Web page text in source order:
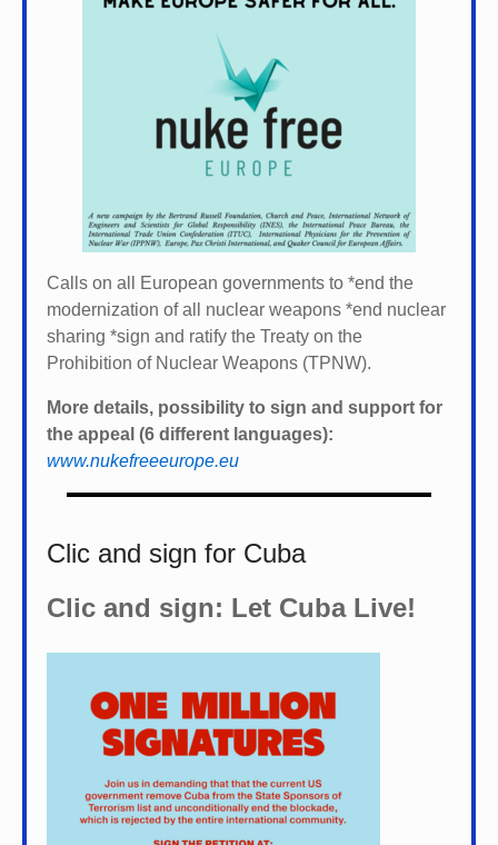
Calls on all European governments to *end the
modernization of all nuclear weapons *end nuclear
sharing *sign and ratify the Treaty on the
Prohibition of Nuclear Weapons (TPNW).
More details, possibility to sign and support for
the appeal (6 different languages):
www.nukefreeeurope.eu
Clic and sign for Cuba
Clic and sign: Let Cuba Live!